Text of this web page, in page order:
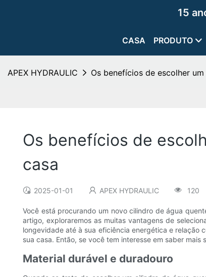
15
CASA PRODUTO
APEX HYDRAULIC Os benefícios de escolher
Os benefícios de
casa
2025-01-01 APEX HYDRAULIC 120
Você está procurando um novo cilindro de água
artigo, exploraremos as muitas vantagens de
longevidade até à sua eficiência energética e relação
sua casa. Então, se você tem interesse em saber
Material durável e duradouro